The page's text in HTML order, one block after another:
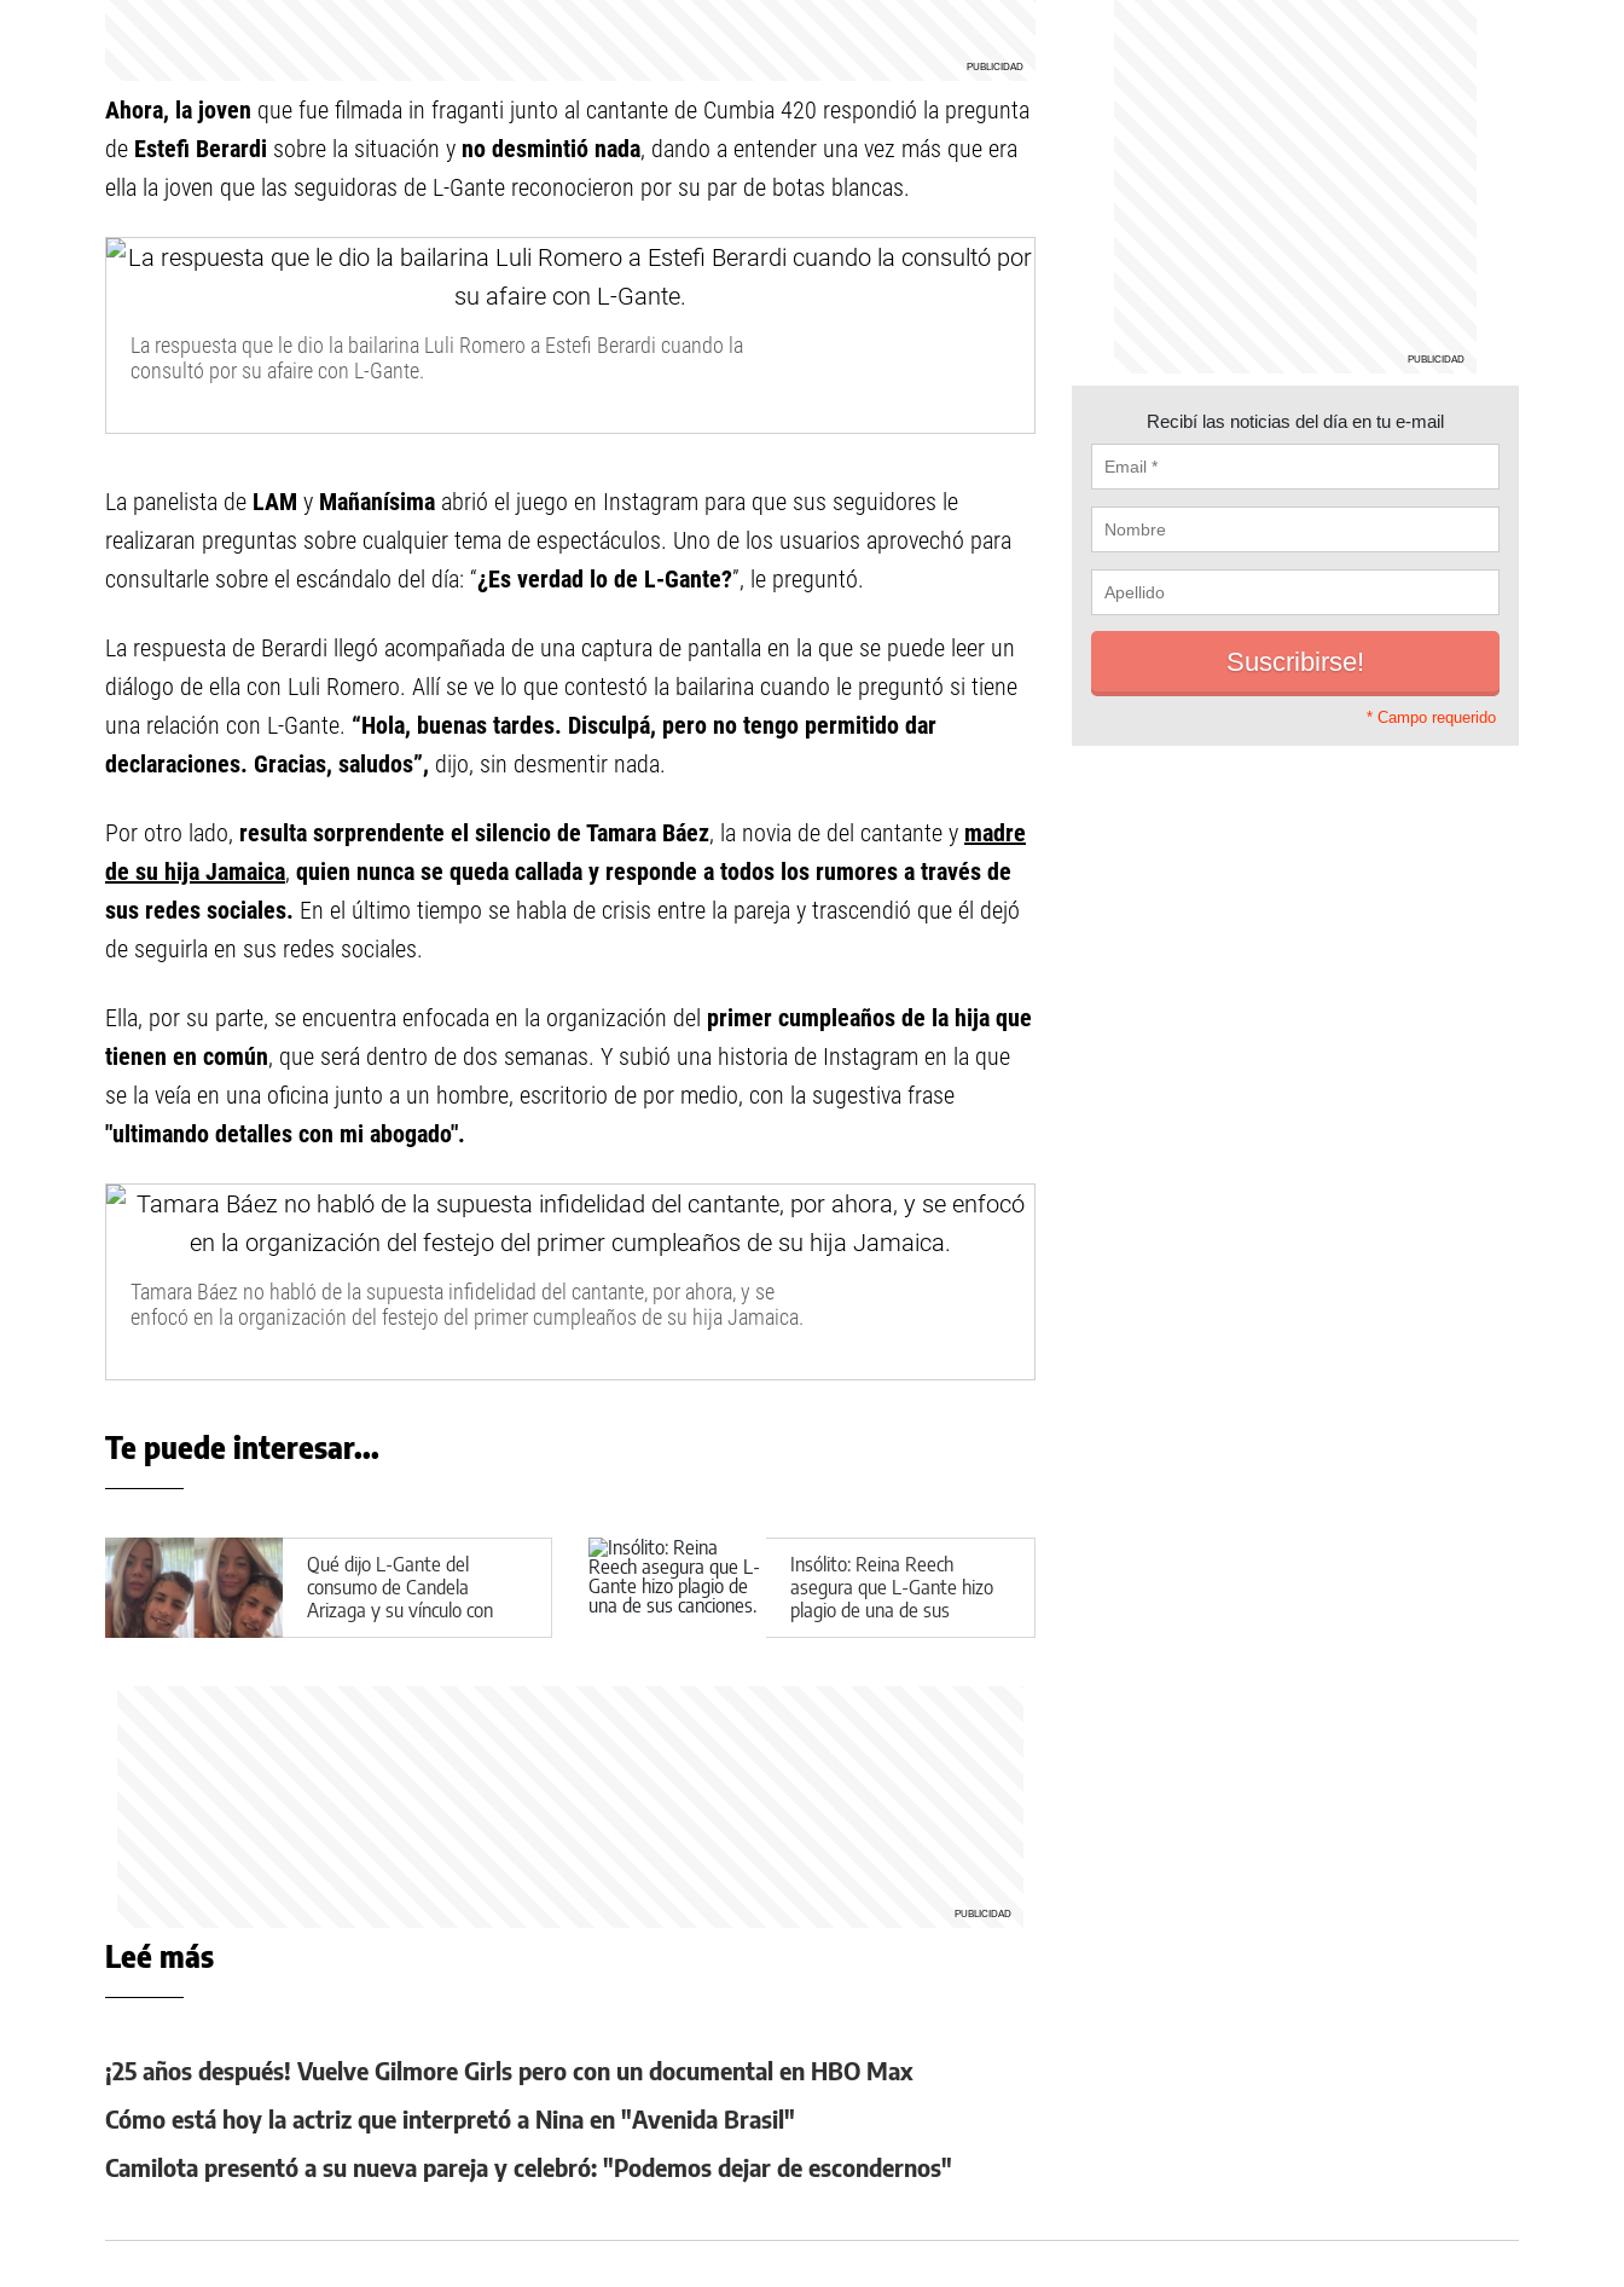
Ahora, la joven que fue filmada in fraganti junto al cantante de Cumbia 420 respondió la pregunta
de Estefi Berardi sobre la situación y no desmintió nada, dando a entender una vez más que era
ella la joven que las seguidoras de L-Gante reconocieron por su par de botas blancas.
La respuesta que le dio la bailarina Luli Romero a Estefi Berardi cuando la
consultó por su afaire con L-Gante.
La panelista de LAM y Mañanísima abrió el juego en Instagram para que sus seguidores le
realizaran preguntas sobre cualquier tema de espectáculos. Uno de los usuarios aprovechó para
consultarle sobre el escándalo del día: “¿Es verdad lo de L-Gante?”, le preguntó.
La respuesta de Berardi llegó acompañada de una captura de pantalla en la que se puede leer un
diálogo de ella con Luli Romero. Allí se ve lo que contestó la bailarina cuando le preguntó si tiene
una relación con L-Gante. “Hola, buenas tardes. Disculpá, pero no tengo permitido dar
declaraciones. Gracias, saludos”, dijo, sin desmentir nada.
Por otro lado, resulta sorprendente el silencio de Tamara Báez, la novia de del cantante y madre
de su hija Jamaica, quien nunca se queda callada y responde a todos los rumores a través de
sus redes sociales. En el último tiempo se habla de crisis entre la pareja y trascendió que él dejó
de seguirla en sus redes sociales.
Ella, por su parte, se encuentra enfocada en la organización del primer cumpleaños de la hija que
tienen en común, que será dentro de dos semanas. Y subió una historia de Instagram en la que
se la veía en una oficina junto a un hombre, escritorio de por medio, con la sugestiva frase
"ultimando detalles con mi abogado".
Tamara Báez no habló de la supuesta infidelidad del cantante, por ahora, y se
enfocó en la organización del festejo del primer cumpleaños de su hija Jamaica.
Te puede interesar...
Qué dijo L-Gante del
consumo de Candela
Arizaga y su vínculo con
Facundo Moyano
Insólito: Reina Reech
asegura que L-Gante hizo
plagio de una de sus
canciones
Recibí las noticias del día en tu e-mail
* Campo requerido
Leé más
¡25 años después! Vuelve Gilmore Girls pero con un documental en HBO Max
Cómo está hoy la actriz que interpretó a Nina en "Avenida Brasil"
Camilota presentó a su nueva pareja y celebró: "Podemos dejar de escondernos"